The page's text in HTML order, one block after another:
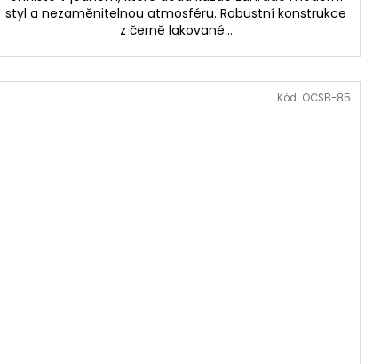
styl a nezaměnitelnou atmosféru. Robustní konstrukce
z černě lakované...
Kód: OCSB-85